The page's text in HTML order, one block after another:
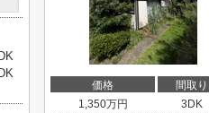
価格
間取り
1,350万円 3DK